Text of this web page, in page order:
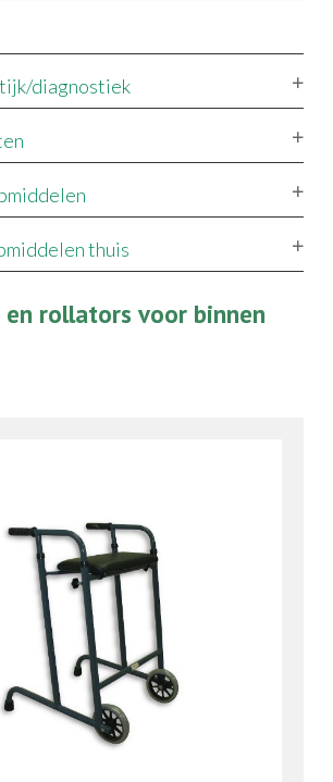
diagnostiek
thuis
en rollators voor binnen